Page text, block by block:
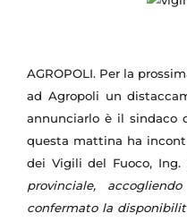
AGROPOLI. Per la
ad Agropoli un
annunciarlo è il sindaco
questa mattina ha
dei Vigili del Fuoco, Ing.
provinciale,
confermato la